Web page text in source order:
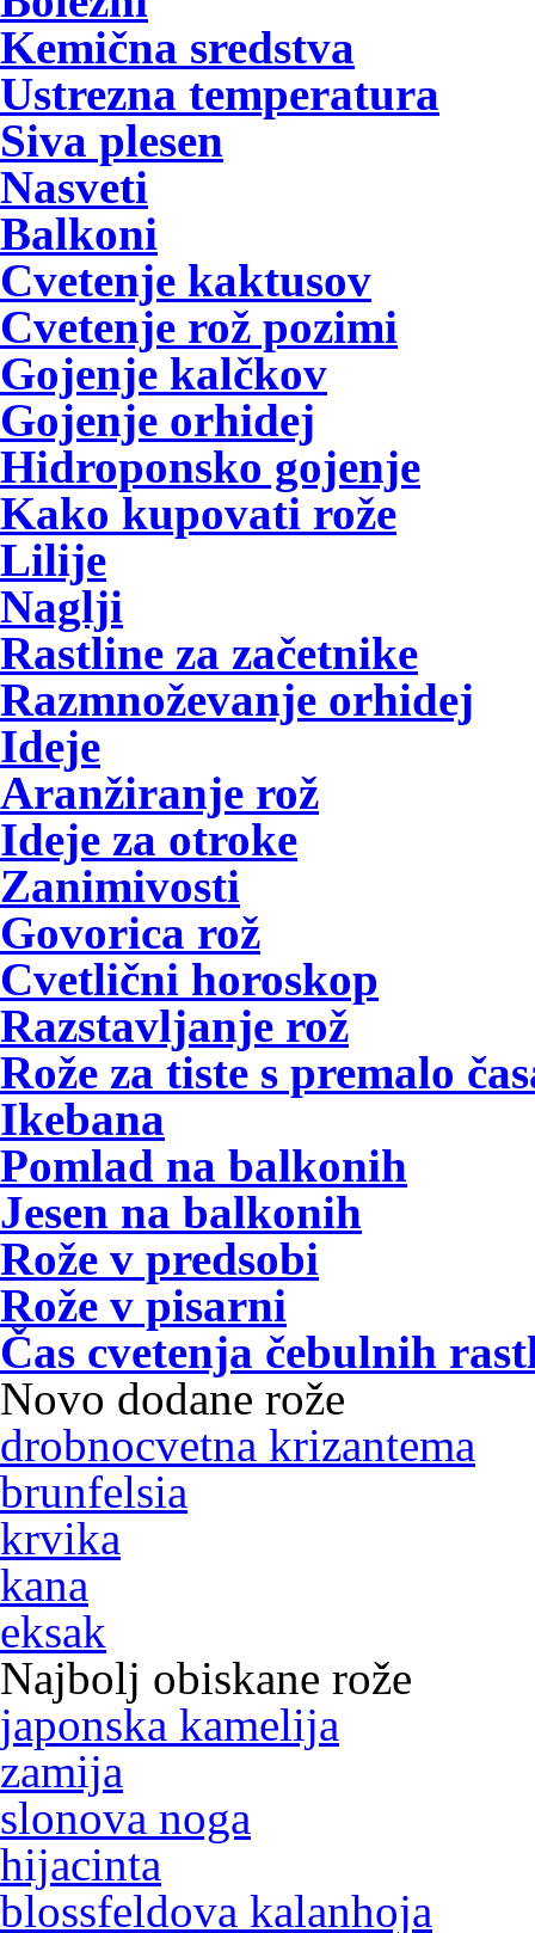
Kemična sredstva
Ustrezna temperatura
Siva plesen
Nasveti
Balkoni
Cvetenje kaktusov
Cvetenje rož pozimi
Gojenje kalčkov
Gojenje orhidej
Hidroponsko gojenje
Kako kupovati rože
Lilije
Naglji
Rastline za začetnike
Razmnoževanje orhidej
Ideje
Aranžiranje rož
Ideje za otroke
Zanimivosti
Govorica rož
Cvetlični horoskop
Razstavljanje rož
Rože za tiste s premalo
Ikebana
Pomlad na balkonih
Jesen na balkonih
Rože v predsobi
Rože v pisarni
Čas cvetenja čebulnih
Novo dodane rože
drobnocvetna krizantema
brunfelsia
krvika
kana
eksak
Najbolj obiskane rože
japonska kamelija
zamija
slonova noga
hijacinta
blossfeldova kalanhoja